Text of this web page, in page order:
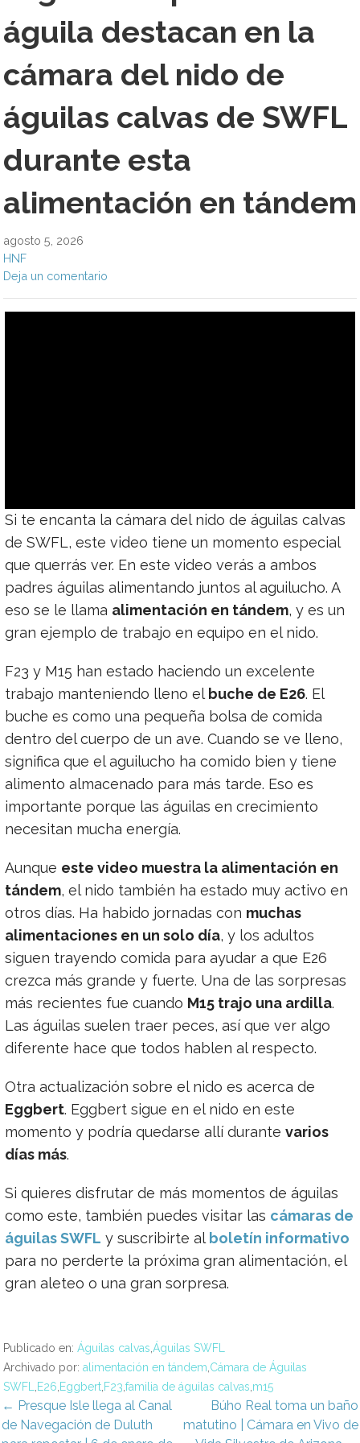
águila destacan en la
cámara del nido de
águilas calvas de SWFL
durante esta
alimentación en tándem
agosto 5, 2026
HNF
Deja un comentario
Si te encanta la cámara del nido de águilas calvas
de SWFL, este video tiene un momento especial
que querrás ver. En este video verás a ambos
padres águilas alimentando juntos al aguilucho. A
eso se le llama alimentación en tándem, y es un
gran ejemplo de trabajo en equipo en el nido.
F23 y M15 han estado haciendo un excelente
trabajo manteniendo lleno el buche de E26. El
buche es como una pequeña bolsa de comida
dentro del cuerpo de un ave. Cuando se ve lleno,
significa que el aguilucho ha comido bien y tiene
alimento almacenado para más tarde. Eso es
importante porque las águilas en crecimiento
necesitan mucha energía.
Aunque este video muestra la alimentación en
tándem, el nido también ha estado muy activo en
otros días. Ha habido jornadas con muchas
alimentaciones en un solo día, y los adultos
siguen trayendo comida para ayudar a que E26
crezca más grande y fuerte. Una de las sorpresas
más recientes fue cuando M15 trajo una ardilla.
Las águilas suelen traer peces, así que ver algo
diferente hace que todos hablen al respecto.
Otra actualización sobre el nido es acerca de
Eggbert. Eggbert sigue en el nido en este
momento y podría quedarse allí durante varios
días más.
Si quieres disfrutar de más momentos de águilas
como este, también puedes visitar las cámaras de
águilas SWFL y suscribirte al boletín informativo
para no perderte la próxima gran alimentación, el
gran aleteo o una gran sorpresa.
Publicado en: Águilas calvas Águilas SWFL
Archivado por: alimentación en tándem Cámara de Águilas
SWFL
E26 Eggbert F23 familia de águilas calvas m15
← Presque Isle llega al Canal
de Navegación de Duluth
Búho Real toma un baño
matutino | Cámara en Vivo de